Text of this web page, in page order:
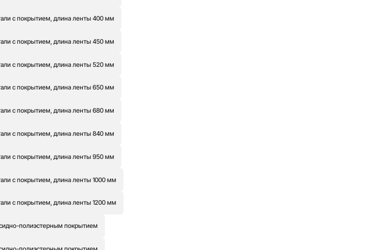
с покрытием, длина ленты 400 мм
с покрытием, длина ленты 450 мм
с покрытием, длина ленты 520 мм
с покрытием, длина ленты 650 мм
с покрытием, длина ленты 680 мм
с покрытием, длина ленты 840 мм
с покрытием, длина ленты 950 мм
с покрытием, длина ленты 1000 мм
с покрытием, длина ленты 1200 мм
полиэстерным покрытием